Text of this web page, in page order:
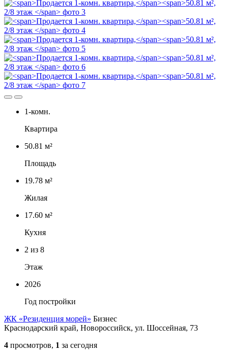
1-комн.
Квартира
50.81 м²
Площадь
19.78 м²
Жилая
17.60 м²
Кухня
2 из 8
Этаж
2026
Год постройки
ЖК «Резиденция морей» Бизнес
Краснодарский край, Новороссийск, ул. Шоссейная, 73
4 просмотров, 1 за сегодня